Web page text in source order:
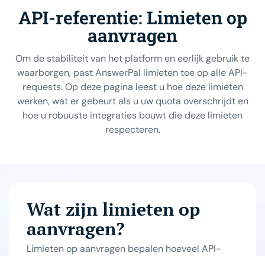
API-referentie: Limieten op
aanvragen
Om de stabiliteit van het platform en eerlijk gebruik te
waarborgen, past AnswerPal limieten toe op alle API-
requests. Op deze pagina leest u hoe deze limieten
werken, wat er gebeurt als u uw quota overschrijdt en
hoe u robuuste integraties bouwt die deze limieten
respecteren.
Wat zijn limieten op
aanvragen?
Limieten op aanvragen bepalen hoeveel API-